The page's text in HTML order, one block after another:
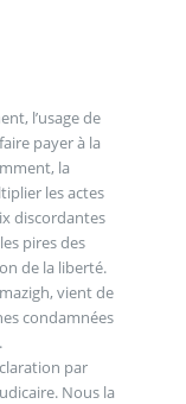
l’usage de
payer à la
la
les actes
discordantes
pires des
de la liberté.
vient de
condamnées
par
Nous la